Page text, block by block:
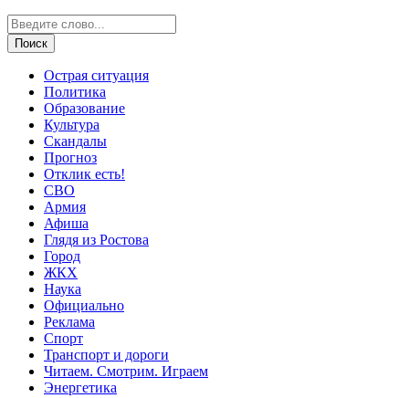
Острая ситуация
Политика
Образование
Культура
Скандалы
Прогноз
Отклик есть!
СВО
Армия
Афиша
Глядя из Ростова
Город
ЖКХ
Наука
Официально
Реклама
Спорт
Транспорт и дороги
Читаем. Смотрим. Играем
Энергетика